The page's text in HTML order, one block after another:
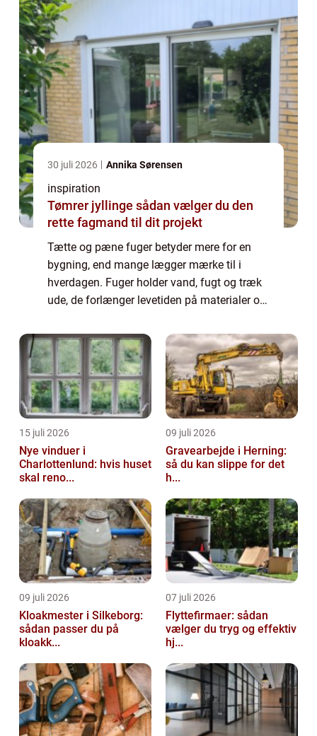
30 juli 2026 Annika Sørensen
inspiration
Tømrer jyllinge sådan vælger du den
rette fagmand til dit projekt
Tætte og pæne fuger betyder mere for en
bygning, end mange lægger mærke til i
hverdagen. Fuger holder vand, fugt og træk
ude, de forlænger levetiden på materialer og
økonomi. Når du vælger et professionelt
fugef...
15 juli 2026
Nye vinduer i
Charlottenlund: hvis huset
skal reno...
09 juli 2026
Gravearbejde i Herning:
så du kan slippe for det
h...
09 juli 2026
Kloakmester i Silkeborg:
sådan passer du på
kloakk...
07 juli 2026
Flyttefirmaer: sådan
vælger du tryg og effektiv
hj...